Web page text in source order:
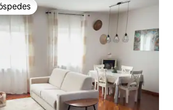
preferidos dos hóspedes